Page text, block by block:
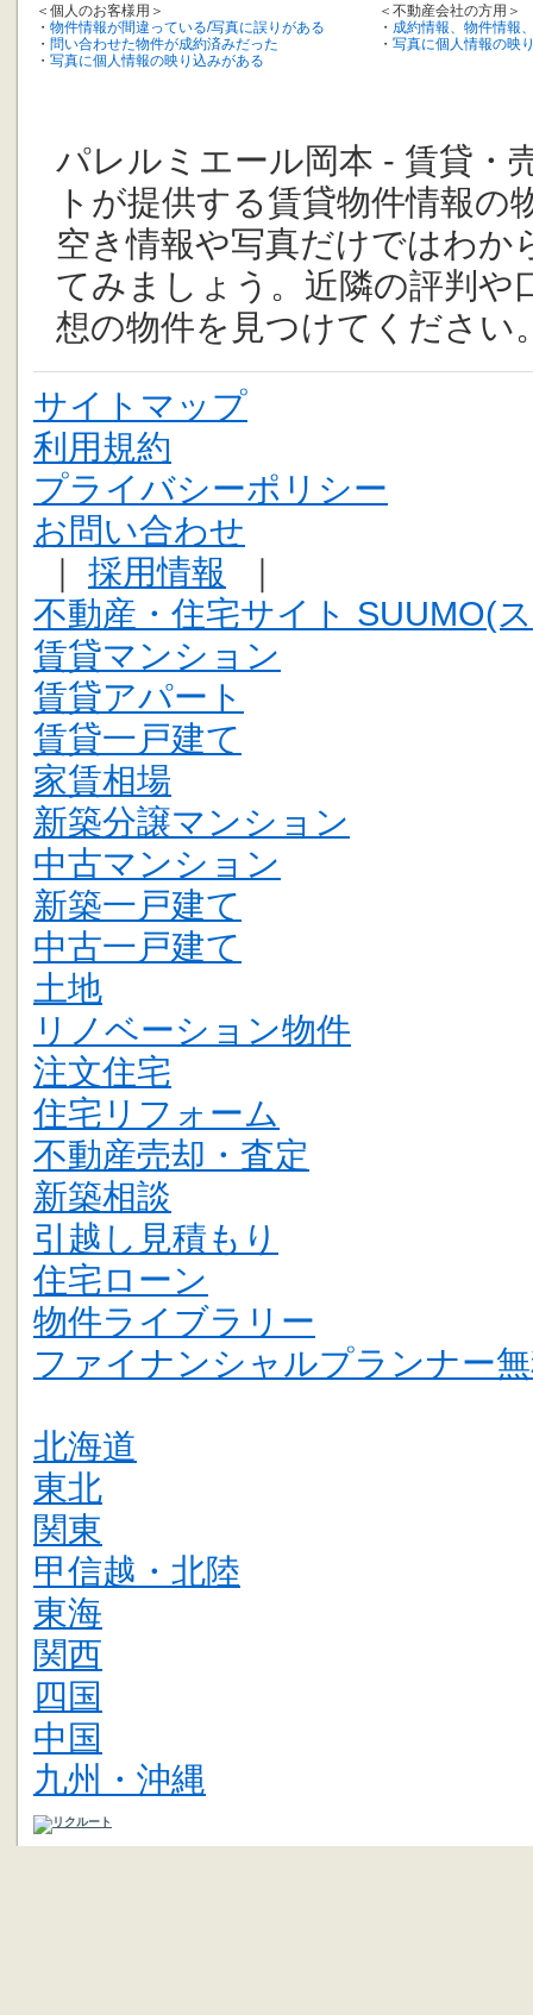
＜個人のお客様用＞
・ 物件情報が間違っている/写真に誤りがある
・ 問い合わせた物件が成約済みだった
・ 写真に個人情報の映り込みがある
＜不動産会社の方用＞
・ 成約情報、物件情報
・ 写真に個人情報の映
パレルミエール岡本 - 賃貸・
トが提供する賃貸物件情報
空き情報や写真だけではわか
てみましょう。近隣の評判や
想の物件を見つけてください
サイトマップ
利用規約
プライバシーポリシー
お問い合わせ
｜ 採用情報 ｜
不動産・住宅サイト SUUMO(
賃貸マンション
賃貸アパート
賃貸一戸建て
家賃相場
新築分譲マンション
中古マンション
新築一戸建て
中古一戸建て
土地
リノベーション物件
注文住宅
住宅リフォーム
不動産売却・査定
新築相談
引越し見積もり
住宅ローン
物件ライブラリー
ファイナンシャルプランナー
北海道
東北
関東
甲信越・北陸
東海
関西
四国
中国
九州・沖縄